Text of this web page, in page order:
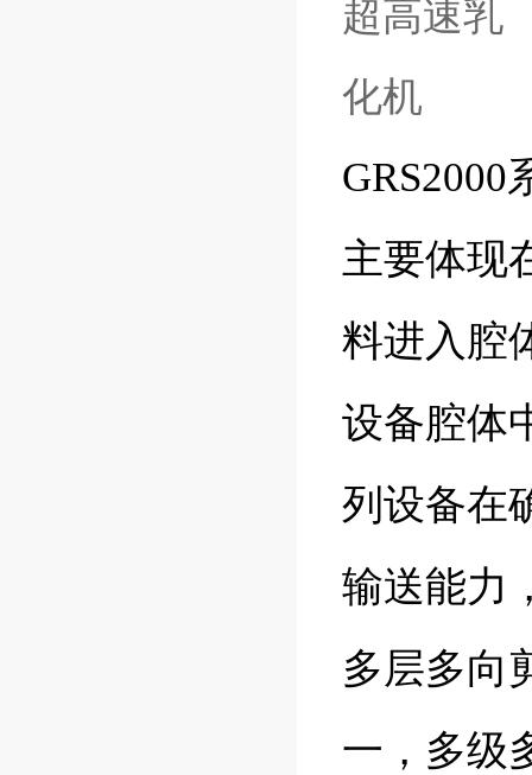
主要体现
料进入腔
设备腔体
列设备在
输送能力
多层多向
一，多级